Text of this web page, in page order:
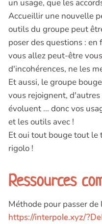
un usage, que les
Accueillir une nouvelle
outils du groupe peut
poser des questions :
vous allez peut-être
d'incohérences, ne les
Et aussi, le groupe
vous rejoignent,
évoluent ... donc vos
et les outils avec !
Et oui tout bouge tout le
rigolo !
Ressources
Méthode pour passer de
https://interpole.xyz/